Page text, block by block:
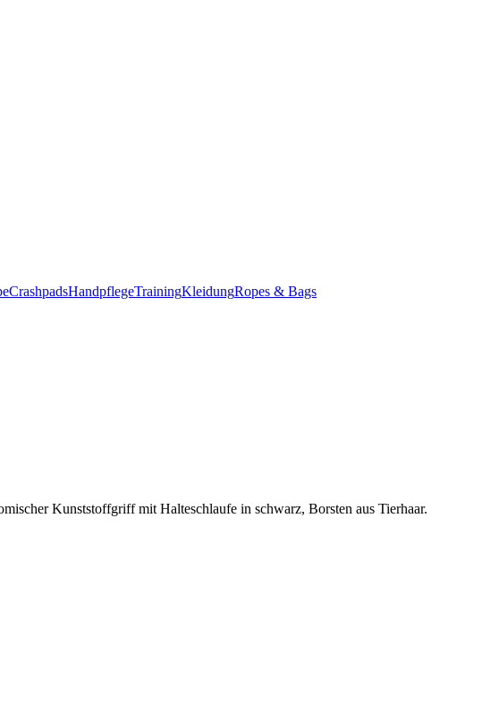
CrashpadsHandpflegeTrainingKleidungRopes & Bags
Kunststoffgriff mit Halteschlaufe in schwarz, Borsten aus Tierhaar.